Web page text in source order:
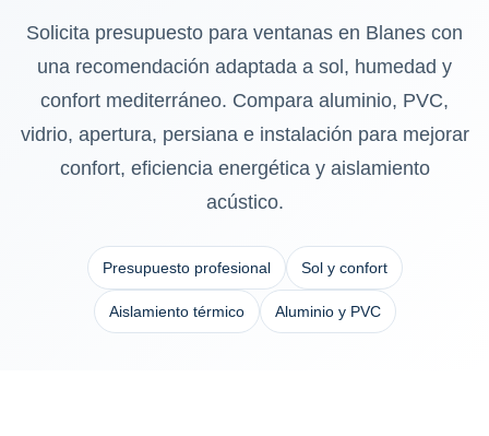
Solicita presupuesto para ventanas en Blanes con
una recomendación adaptada a sol, humedad y
confort mediterráneo. Compara aluminio, PVC,
vidrio, apertura, persiana e instalación para mejorar
confort, eficiencia energética y aislamiento
acústico.
Presupuesto profesional Sol y confort
Aislamiento térmico Aluminio y PVC